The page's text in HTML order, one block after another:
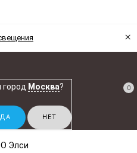
×
город Москва? 0